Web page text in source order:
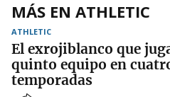
MÁS EN ATHLETIC
ATHLETIC
El exrojiblanco que
quinto equipo en
temporadas